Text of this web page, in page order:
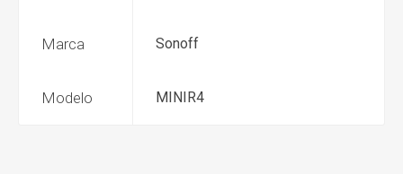
Marca Sonoff
Modelo MINIR4